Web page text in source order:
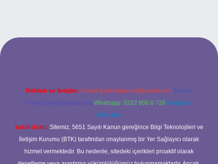
Reklam ve İletişim: E-mail: backlinkpaneli@gmail.com Teams:
forumhizmeti@gmail.com Whatsapp: 0262 606 0 726 Telegram:
@karabul
Yasal Uyarı: Sitemiz, 5651 Sayılı Kanun gereğince Bilgi Teknolojileri ve
İletişim Kurumu (BTK) tarafından onaylanmış bir Yer Sağlayıcı olarak
hizmet vermektedir. Bu nedenle, sitedeki içerikleri proaktif olarak